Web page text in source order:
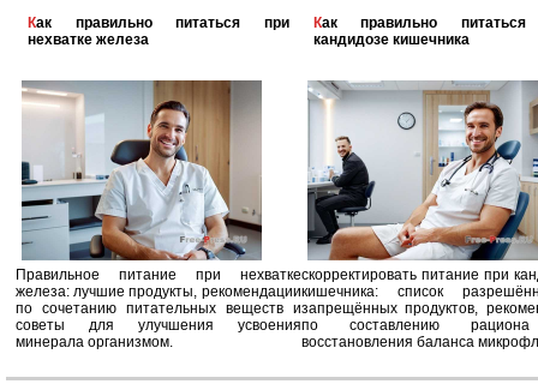
Как правильно питаться при
нехватке железа
Правильное питание при нехватке
железа: лучшие продукты, рекомендации
по сочетанию питательных веществ и
советы для улучшения усвоения
минерала организмом.
Как правильно питаться при
кандидозе кишечника
скорректировать питание при
кишечника: список
запрещённых продуктов,
по составлению
восстановления баланса